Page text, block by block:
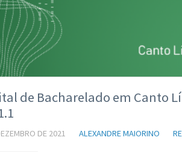
de Bacharelado em Canto
DE 2021 ALEXANDRE MAIORINO